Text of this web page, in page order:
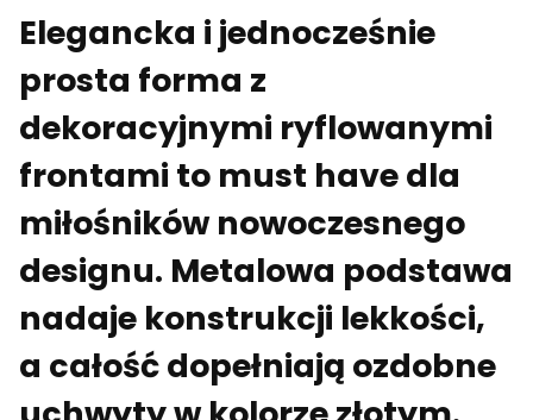
Elegancka i jednocześnie
prosta forma z
dekoracyjnymi ryflowanymi
frontami to must have dla
miłośników nowoczesnego
designu. Metalowa podstawa
nadaje konstrukcji lekkości,
a całość dopełniają ozdobne